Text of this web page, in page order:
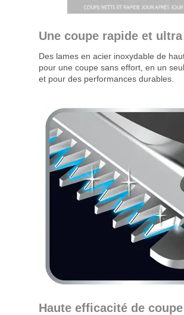
Une coupe rapide et
Des lames en acier inoxydable de
pour une coupe sans effort, en un
et pour des performances durables.
Haute efficacité de coupe